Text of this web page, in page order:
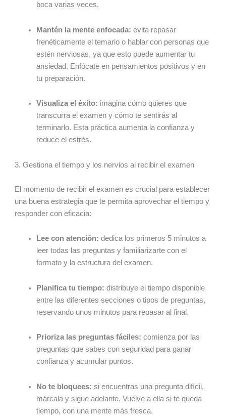
boca varias veces.
Mantén la mente enfocada: evita repasar
frenéticamente el temario o hablar con personas que
estén nerviosas, ya que esto puede aumentar tu
ansiedad. Enfócate en pensamientos positivos y en
tu preparación.
Visualiza el éxito: imagina cómo quieres que
transcurra el examen y cómo te sentirás al
terminarlo. Esta práctica aumenta la confianza y
reduce el estrés.
3. Gestiona el tiempo y los nervios al recibir el examen
El momento de recibir el examen es crucial para establecer
una buena estrategia que te permita aprovechar el tiempo y
responder con eficacia:
Lee con atención: dedica los primeros 5 minutos a
leer todas las preguntas y familiarizarte con el
formato y la estructura del examen.
Planifica tu tiempo: distribuye el tiempo disponible
entre las diferentes secciones o tipos de preguntas,
reservando unos minutos para repasar al final.
Prioriza las preguntas fáciles: comienza por las
preguntas que sabes con seguridad para ganar
confianza y acumular puntos.
No te bloquees: si encuentras una pregunta difícil,
márcala y sigue adelante. Vuelve a ella si te queda
tiempo, con una mente más fresca.